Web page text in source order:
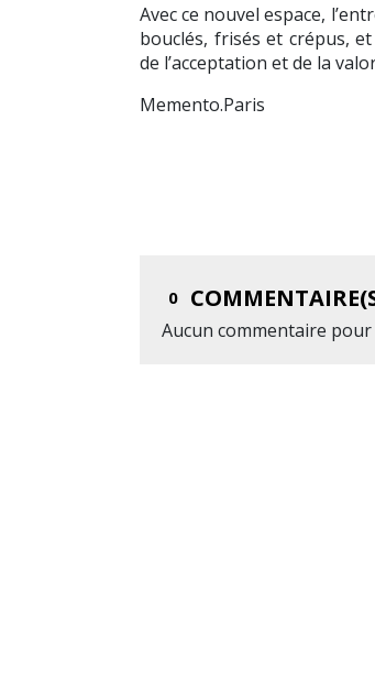
Avec ce nouvel espace,
bouclés, frisés et crépus,
de l’acceptation et de la
Memento.Paris
0
Aucun commentaire